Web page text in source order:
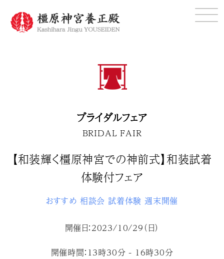
ブライダルフェア
BRIDAL FAIR
【和装輝く橿原神宮での神前式】和装試着
体験付フェア
おすすめ 相談会 試着体験 週末開催
開催日：2023/10/29（日）
開催時間：13時30分 - 16時30分